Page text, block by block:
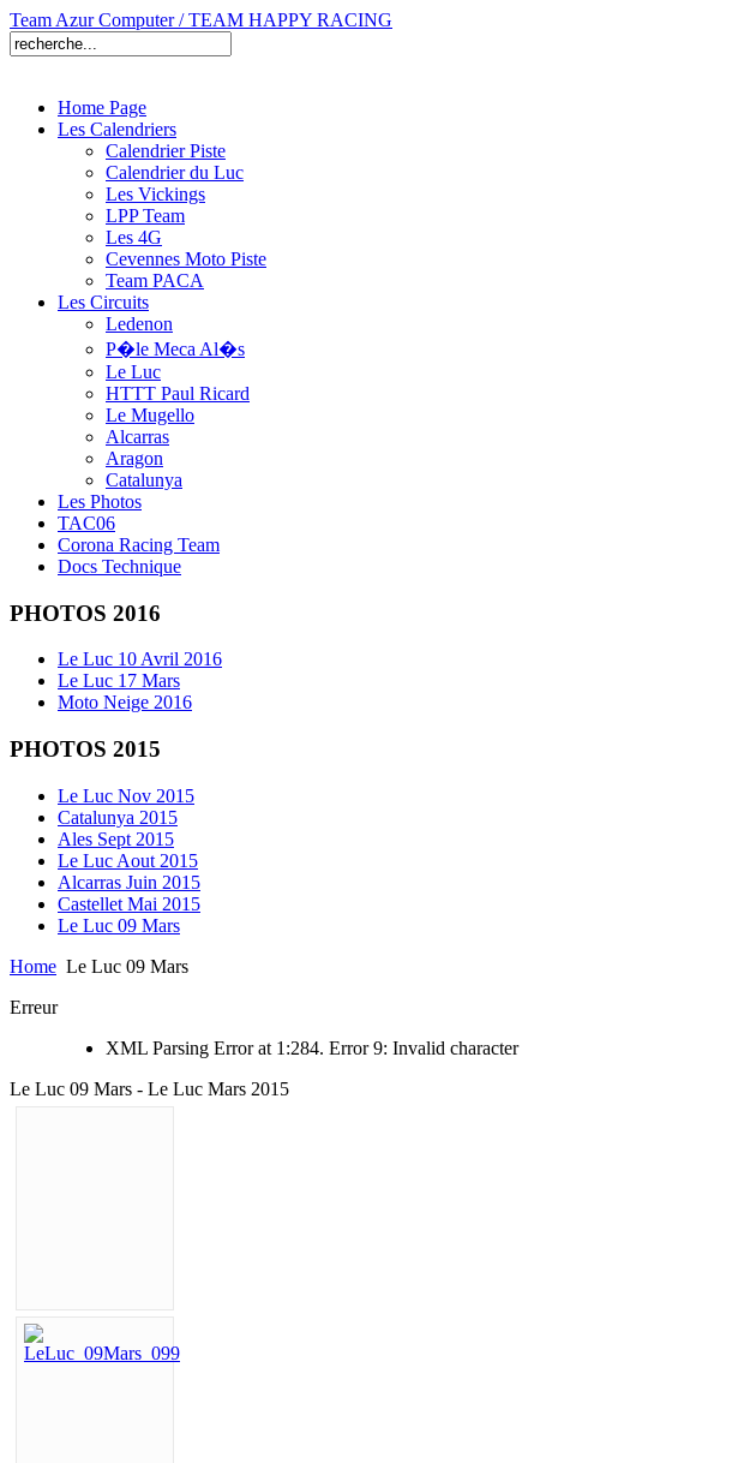
Team Azur Computer / TEAM HAPPY RACING
Home Page
Les Calendriers
Calendrier Piste
Calendrier du Luc
Les Vickings
LPP Team
Les 4G
Cevennes Moto Piste
Team PACA
Les Circuits
Ledenon
P�le Meca Al�s
Le Luc
HTTT Paul Ricard
Le Mugello
Alcarras
Aragon
Catalunya
Les Photos
TAC06
Corona Racing Team
Docs Technique
PHOTOS 2016
Le Luc 10 Avril 2016
Le Luc 17 Mars
Moto Neige 2016
PHOTOS 2015
Le Luc Nov 2015
Catalunya 2015
Ales Sept 2015
Le Luc Aout 2015
Alcarras Juin 2015
Castellet Mai 2015
Le Luc 09 Mars
Home Le Luc 09 Mars
Erreur
XML Parsing Error at 1:284. Error 9: Invalid character
Le Luc 09 Mars - Le Luc Mars 2015